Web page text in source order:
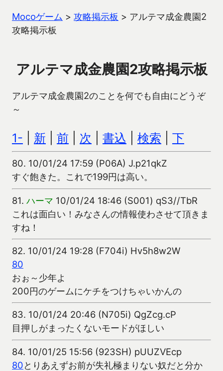
Mocoゲーム > 攻略掲示板 > アルテマ成金農園2
攻略掲示板
アルテマ成金農園2攻略掲示板
アルテマ成金農園2のことを何でも自由にどうぞ
～
1- 新 前 次 書込 検索 下
80. 10/01/24 17:59 (P06A) J.p21qkZ
すぐ飽きた。これで199円は高い。
81. ハーマ 10/01/24 18:46 (S001) qS3//TbR
これは面白い！みなさんの情報使わさせて頂きま
すね！
82. 10/01/24 19:28 (F704i) Hv5h8w2W
80
おぉ～少年よ
200円のゲームにケチをつけちゃいかんの
83. 10/01/24 20:46 (N705i) QgZcg.cP
目押しがまったくないモードがほしい
84. 10/01/25 15:56 (923SH) pUUZVEcp
80とりあえずお前が失礼極まりない奴だと分か